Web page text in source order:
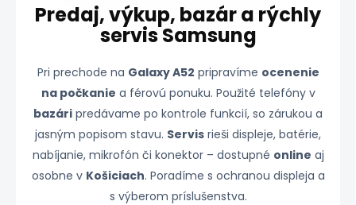
Predaj, výkup, bazár a rýchly
servis Samsung
Pri prechode na Galaxy A52 pripravíme ocenenie
na počkanie a férovú ponuku. Použité telefóny v
bazári predávame po kontrole funkcií, so zárukou a
jasným popisom stavu. Servis rieši displeje, batérie,
nabíjanie, mikrofón či konektor – dostupné online aj
osobne v Košiciach. Poradíme s ochranou displeja a
s výberom príslušenstva.